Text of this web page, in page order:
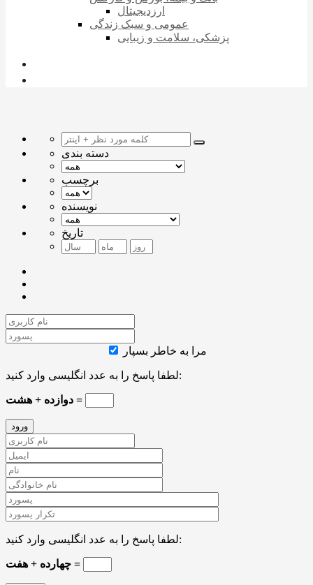
ارزدیجیتال
عمومی و سبک زندگی
پزشکی، سلامت و زیبایی
دسته بندی
برچسب
نویسنده
تاریخ
مرا به خاطر بسپار
لطفا پاسخ را به عدد انگلیسی وارد کنید:
دوازده + هشت =
لطفا پاسخ را به عدد انگلیسی وارد کنید:
چهارده + هفت =